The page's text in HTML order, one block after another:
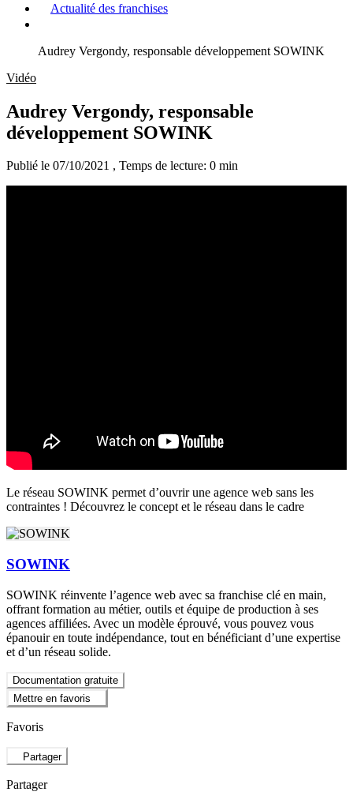
Actualité des franchises
Audrey Vergondy, responsable développement SOWINK
Vidéo
Audrey Vergondy, responsable
développement SOWINK
Publié le 07/10/2021 , Temps de lecture: 0 min
Le réseau SOWINK permet d’ouvrir une agence web sans les
contraintes ! Découvrez le concept et le réseau dans le cadre
SOWINK
SOWINK réinvente l’agence web avec sa franchise clé en main,
offrant formation au métier, outils et équipe de production à ses
agences affiliées. Avec un modèle éprouvé, vous pouvez vous
épanouir en toute indépendance, tout en bénéficiant d’une expertise
et d’un réseau solide.
Documentation gratuite
Mettre en favoris
Favoris
Partager
Partager